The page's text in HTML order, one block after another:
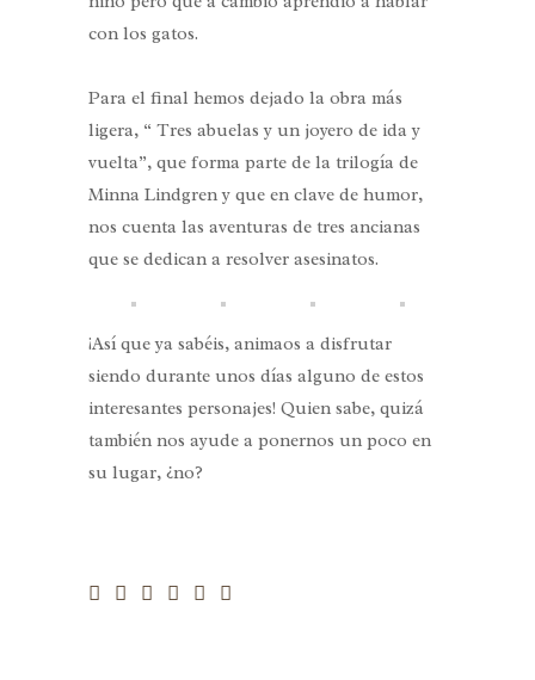
con los gatos.
Para el final hemos dejado la obra más
ligera, “ Tres abuelas y un joyero de ida y
vuelta”, que forma parte de la trilogía de
Minna Lindgren y que en clave de humor,
nos cuenta las aventuras de tres ancianas
que se dedican a resolver asesinatos.
¡Así que ya sabéis, animaos a disfrutar
siendo durante unos días alguno de estos
interesantes personajes! Quien sabe, quizá
también nos ayude a ponernos un poco en
su lugar, ¿no?